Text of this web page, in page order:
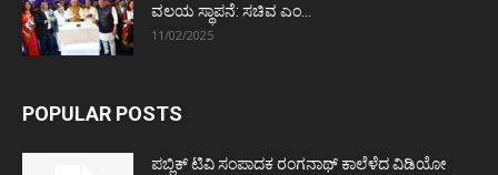
ವಲಯ ಸ್ಥಾಪನೆ: ಸಚಿವ ಎಂ...
11/02/2025
POPULAR POSTS
ಪಬ್ಲಿಕ್ ಟಿವಿ ಸಂಪಾದಕ ರಂಗನಾಥ್ ಕಾಲೆಳೆದ ವಿಡಿಯೋ